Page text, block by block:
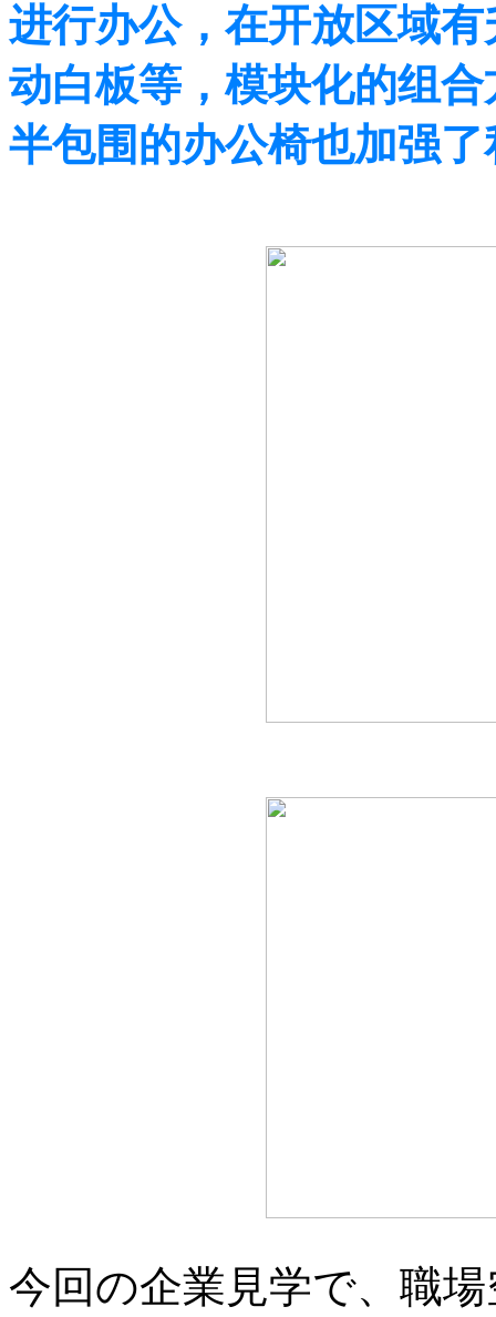
进行办公，在开放区域
动白板等，模块化的组
半包围的办公椅也加强
今回の企業見学で、職